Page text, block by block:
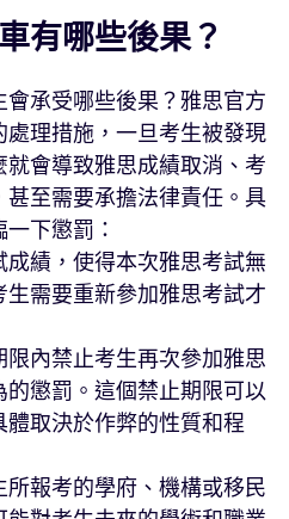
有哪些後果？
承受哪些後果？雅思官方
理措施，一旦考生被發現
會導致雅思成績取消、考
至需要承擔法律責任。具
下懲罰：
績，使得本次雅思考試無
需要重新參加雅思考試才
內禁止考生再次參加雅思
懲罰。這個禁止期限可以
取決於作弊的性質和程
報考的學府、機構或移民